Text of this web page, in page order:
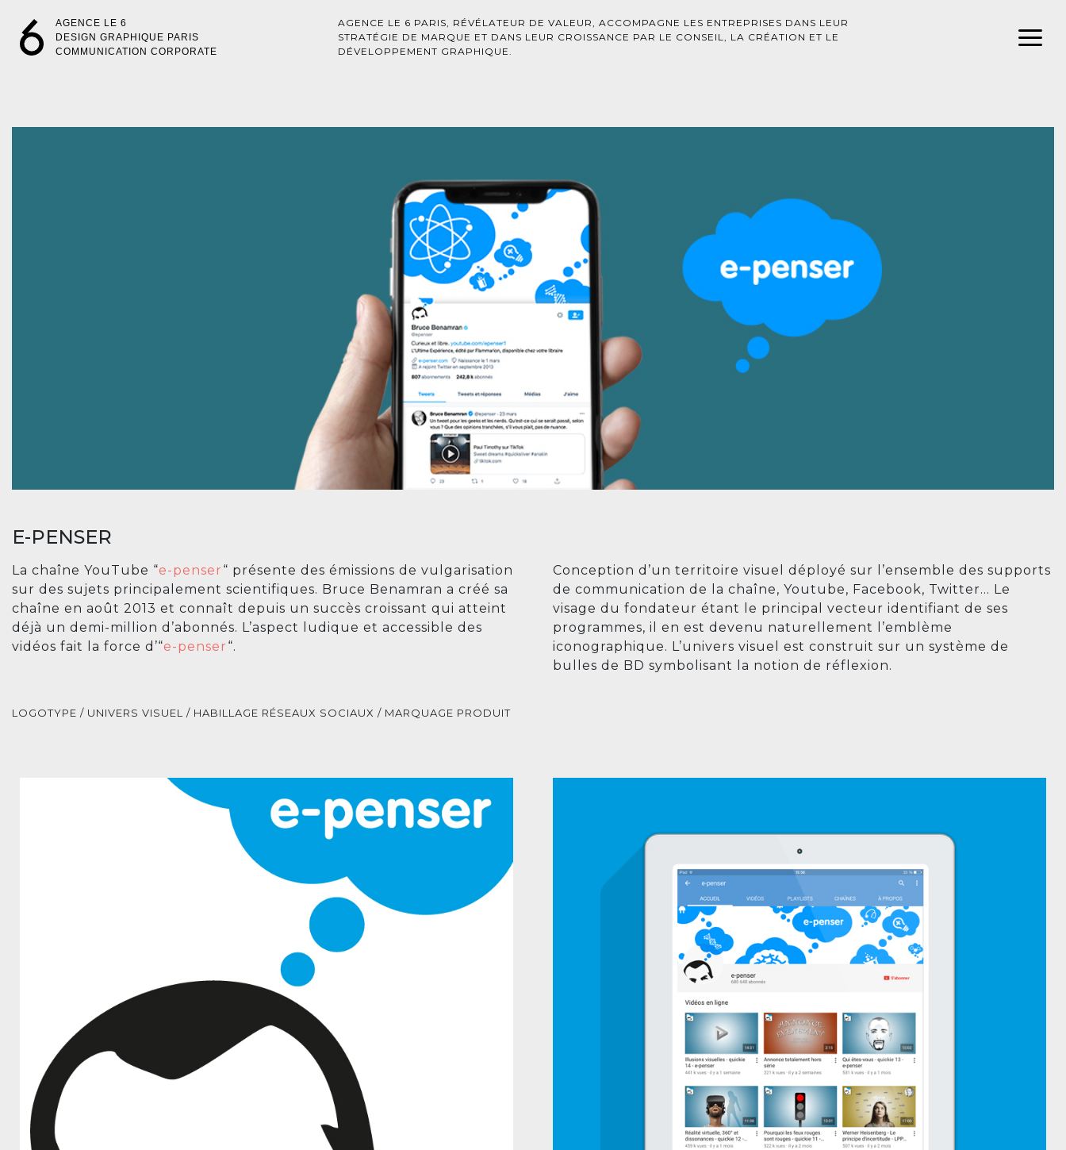
AGENCE LE 6
DESIGN GRAPHIQUE PARIS
COMMUNICATION CORPORATE
AGENCE LE 6 PARIS, RÉVÉLATEUR DE VALEUR, ACCOMPAGNE LES ENTREPRISES DANS LEUR
STRATÉGIE DE MARQUE ET DANS LEUR CROISSANCE PAR LE CONSEIL, LA CRÉATION ET LE
DÉVELOPPEMENT GRAPHIQUE.
Culture
E-PENSER
La chaîne YouTube “e-penser “ présente des émissions de vulgarisation
sur des sujets principalement scientifiques. Bruce Benamran a créé sa
chaîne en août 2013 et connaît depuis un succès croissant qui atteint
déjà un demi-million d’abonnés. L’aspect ludique et accessible des
vidéos fait la force d’“e-penser “.
Conception d’un territoire visuel déployé sur l’ensemble des supports
de communication de la chaîne, Youtube, Facebook, Twitter… Le
visage du fondateur étant le principal vecteur identifiant de ses
programmes, il en est devenu naturellement l’emblème
iconographique. L’univers visuel est construit sur un système de
bulles de BD symbolisant la notion de réflexion.
LOGOTYPE / UNIVERS VISUEL / HABILLAGE RÉSEAUX SOCIAUX / MARQUAGE PRODUIT